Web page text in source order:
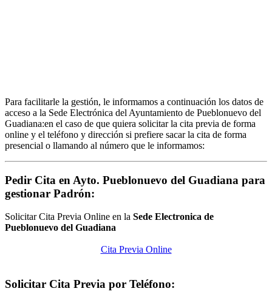
Para facilitarle la gestión, le informamos a continuación los datos de
acceso a la Sede Electrónica del Ayuntamiento de Pueblonuevo del
Guadiana:en el caso de que quiera solicitar la cita previa de forma
online y el teléfono y dirección si prefiere sacar la cita de forma
presencial o llamando al número que le informamos:
Pedir Cita en Ayto. Pueblonuevo del Guadiana para
gestionar Padrón:
Solicitar Cita Previa Online en la Sede Electronica de
Pueblonuevo del Guadiana
Cita Previa Online
Solicitar Cita Previa por Teléfono: